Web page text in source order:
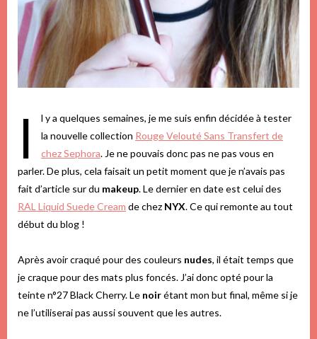
I
l y a quelques semaines, je me suis enfin décidée à tester
la nouvelle collection Rouge Velouté Sans Transfert de
chez Sephora. Je ne pouvais donc pas ne pas vous en
parler. De plus, cela faisait un petit moment que je n’avais pas
fait d’article sur du makeup. Le dernier en date est celui des
RAL Liquid Suede Cream de chez NYX. Ce qui remonte au tout
début du blog !
Après avoir craqué pour des couleurs nudes, il était temps que
je craque pour des mats plus foncés. J’ai donc opté pour la
teinte n°27 Black Cherry. Le noirétant mon but final, même si je
ne l’utiliserai pas aussi souvent que les autres.